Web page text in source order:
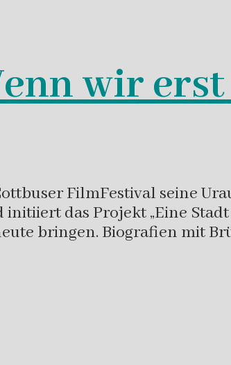
wir
FilmFestival seine
das Projekt „Eine Stadt
bringen. Biografien mit